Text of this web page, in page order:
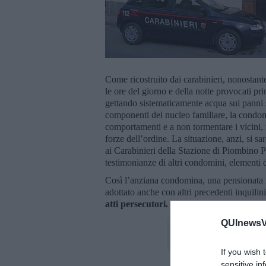
If you wish
sensitive
Come ricostruito dai carabinieri,
le ore del giorno e della notte provocati
gettando sistematicamente acqua sui
componenti del nucleo familiare, la
comportamenti e a non tormentare i
forze dell’ordine. La situazione, anzi, si
ai Carabinieri della Stazione di Piombino
testimonianze di altri condomini,
Così l’anziana condomina, una
adottato anche con altri precedenti
atti persecutori. I ripetuti e molesti